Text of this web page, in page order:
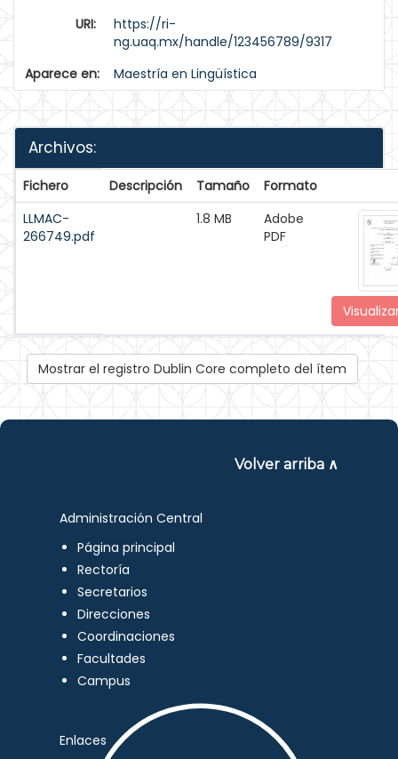
URI:
https://ri-
ng.uaq.mx/handle/123456789/9317
Aparece en:
Maestría en Lingüística
Archivos:
Fichero Descripción Tamaño
Formato
LLMAC-
266749.pdf
1.8 MB
Adobe
PDF
Mostrar el registro Dublin Core completo del ítem
Volver arriba ∧
Administración Central
Página principal
Rectoría
Secretarios
Direcciones
Coordinaciones
Facultades
Campus
Enlaces